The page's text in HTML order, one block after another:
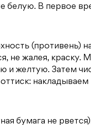
белую. В первое
(противень)
не жалея,
и желтую. Затем
накладываем
бумага не